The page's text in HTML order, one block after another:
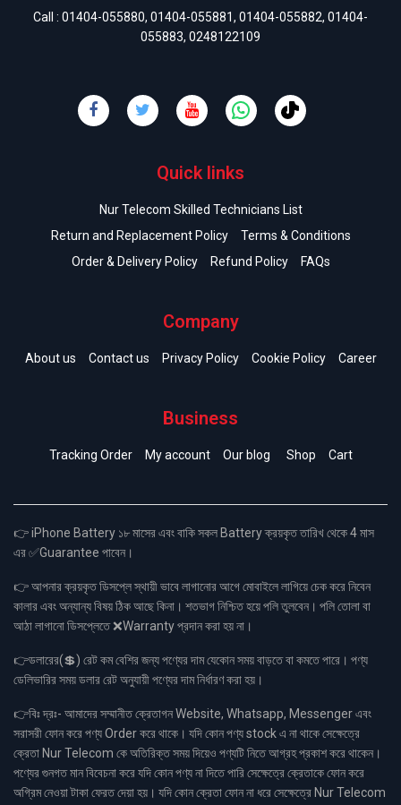
Call : 01404-055880, 01404-055881, 01404-055882, 01404-
055883, 0248122109
Quick links
Nur Telecom Skilled Technicians List
Return and Replacement Policy
Terms & Conditions
Order & Delivery Policy
Refund Policy FAQs
Company
About us Contact us Privacy Policy Cookie Policy Career
Business
Tracking Order My account Our blog Shop Cart
👉 iPhone Battery ১৮ মাসের এবং বাকি সকল Battery ক্রয়কৃত তারিখ থেকে 4 মাস
এর ✅Guarantee পাবেন।
👉 আপনার ক্রয়কৃত ডিসপ্লে স্থায়ী ভাবে লাগানোর আগে মোবাইলে লাগিয়ে চেক করে নিবেন
কালার এবং অন্যান্য বিষয় ঠিক আছে কিনা। শতভাগ নিশ্চিত হয়ে পলি তুলবেন। পলি তোলা বা
আঠা লাগানো ডিসপ্লেতে ❌Warranty প্রদান করা হয় না।
👉ডলারের(💲) রেট কম বেশির জন্য পণ্যের দাম যেকোন সময় বাড়তে বা কমতে পারে। পণ্য
ডেলিভারির সময় ডলার রেট অনুযায়ী পণ্যের দাম নির্ধারণ করা হয়।
👉বিঃ দ্রঃ- আমাদের সম্মানীত ক্রেতাগন Website, Whatsapp, Messenger এবং
সরাসরী ফোন করে পণ্য Order করে থাকে। যদি কোন পণ্য stock এ না থাকে সেক্ষেত্রে
ক্রেতা Nur Telecom কে অতিরিক্ত সময় দিয়েও পণ্যটি নিতে আগ্রহ প্রকাশ করে থাকেন।
পণ্যের গুনগত মান বিবেচনা করে যদি কোন পণ্য না দিতে পারি সেক্ষেত্রে ক্রেতাকে ফোন করে
অগ্রিম নেওয়া টাকা ফেরত দেয়া হয়। যদি কোন ক্রেতা ফোন না ধরে সেক্ষেত্রে Nur Telecom